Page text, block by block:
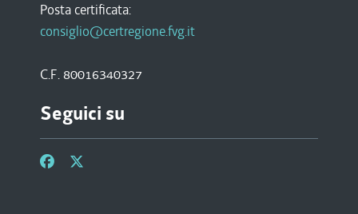
Posta certificata:
consiglio@certregione.fvg.it
C.F. 80016340327
Seguici su